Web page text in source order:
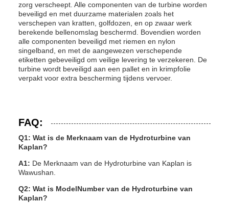
zorg verscheept. Alle componenten van de turbine worden
beveiligd en met duurzame materialen zoals het
verschepen van kratten, golfdozen, en op zwaar werk
berekende bellenomslag beschermd. Bovendien worden
alle componenten beveiligd met riemen en nylon
singelband, en met de aangewezen verschepende
etiketten gebeveiligd om veilige levering te verzekeren. De
turbine wordt beveiligd aan een pallet en in krimpfolie
verpakt voor extra bescherming tijdens vervoer.
FAQ:
Q1: Wat is de Merknaam van de Hydroturbine van
Kaplan?
A1: De Merknaam van de Hydroturbine van Kaplan is
Wawushan.
Q2: Wat is ModelNumber van de Hydroturbine van
Kaplan?